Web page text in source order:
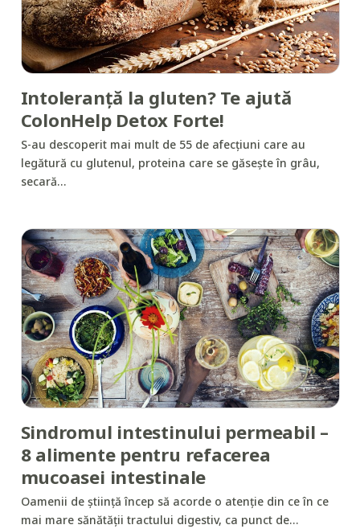
Intoleranţă la gluten? Te ajută
ColonHelp Detox Forte!
S-au descoperit mai mult de 55 de afecţiuni care au
legătură cu glutenul, proteina care se găseşte în grâu,
secară…
Sindromul intestinului permeabil –
8 alimente pentru refacerea
mucoasei intestinale
Oamenii de știință încep să acorde o atenție din ce în ce
mai mare sănătății tractului digestiv, ca punct de…